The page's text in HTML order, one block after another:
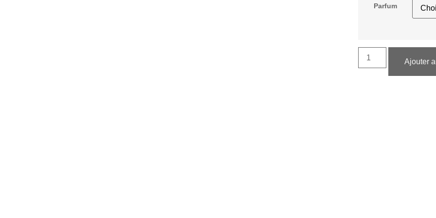
Parfum
Ajouter